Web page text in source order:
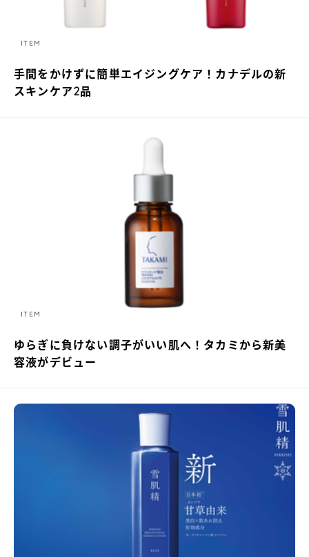
ITEM
手間をかけずに簡単エイジングケア！カナデルの新
スキンケア2品
ITEM
ゆらぎに負けない調子がいい肌へ！タカミから新美
容液がデビュー